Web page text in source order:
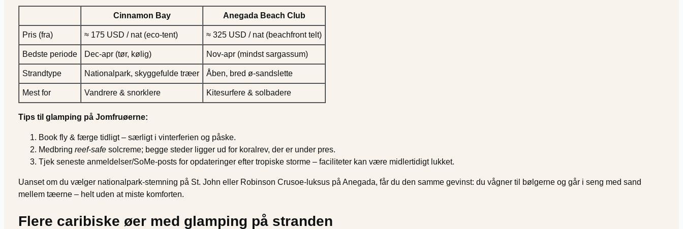
Cinnamon Bay Anegada Beach Club
Pris (fra) ≈ 175 USD / nat (eco-tent) ≈ 325 USD / nat (beachfront telt)
Bedste periode Dec-apr (tør, kølig) Nov-apr (mindst sargassum)
Strandtype Nationalpark, skyggefulde træer Åben, bred ø-sandslette
Mest for Vandrere & snorklere Kitesurfere & solbadere
Tips til glamping på Jomfruøerne:
Book fly & færge tidligt – særligt i vinterferien og påske.
Medbring reef-safe solcreme; begge steder ligger ud for koralrev, der er under pres.
Tjek seneste anmeldelser/SoMe-posts for opdateringer efter tropiske storme – faciliteter kan være midlertidigt lukket.
Uanset om du vælger nationalpark-stemning på St. John eller Robinson Crusoe-luksus på Anegada, får du den samme gevinst: du vågner til bølgerne og går i seng med sand
mellem tæerne – helt uden at miste komforten.
Flere caribiske øer med glamping på stranden